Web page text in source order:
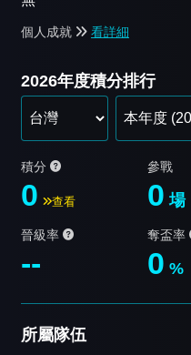
個人成就 看詳細
2026年度積分排行
積分
0 查看
參戰
0場
晉級率
--
奪盃率
0 %
所屬隊伍